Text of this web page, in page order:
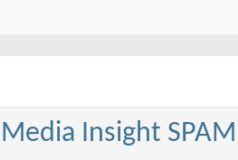
Insight SPAM